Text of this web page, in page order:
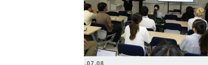
2026.07.08